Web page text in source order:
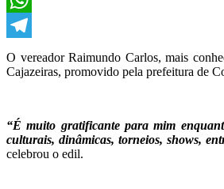
WhatsApp
Telegram
O vereador Raimundo Carlos, mais
Cajazeiras, promovido pela prefeitura de
“É muito gratificante para mim
culturais, dinâmicas, torneios, shows,
celebrou o edil.